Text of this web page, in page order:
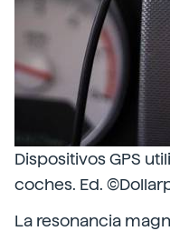
Dispositivos GPS
coches. Ed.
La resonancia